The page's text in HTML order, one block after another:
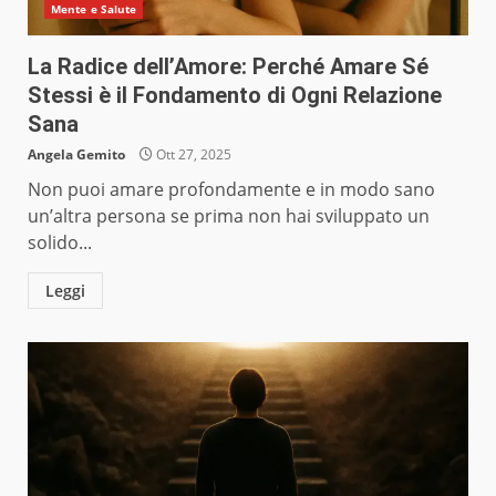
Mente e Salute
La Radice dell’Amore: Perché Amare Sé
Stessi è il Fondamento di Ogni Relazione
Sana
Angela Gemito Ott 27, 2025
Non puoi amare profondamente e in modo sano
un’altra persona se prima non hai sviluppato un
solido...
Leggi